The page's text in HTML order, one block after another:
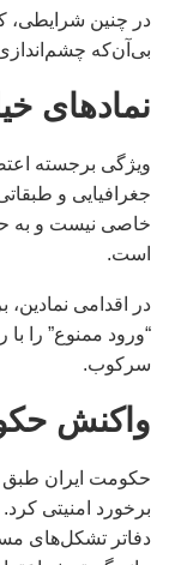
در چنین شرایطی،
بی‌آن‌که
نمادهای
ویژگی برجسته
جغرافیایی و
خاصی نیست و به
است.
در اقدامی
“ورود ممنوع” را با
سرکوب.
واکنش
حکومت ایران طبق
برخورد امنیتی
دفاتر تشکل‌های